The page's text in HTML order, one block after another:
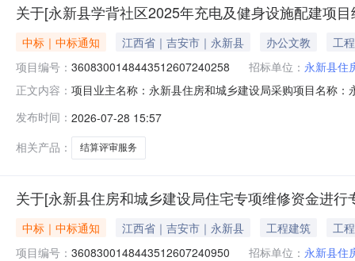
关于[永新县学背社区2025年充电及健身设施配建项
中标｜中标通知 江西省｜吉安市｜永新县 办公文教
工程
项目编号： 3608300148443512607240258 招标单位： 永新县住
正文内容： 项目业主名称：永新县住房和城乡建设局采购项目名称
时间：3（个工作日）签订合同时间：15（个工作日）合
发布时间： 2026-07-28 15:57
相关产品：
结算评审服务
关于[永新县住房和城乡建设局住宅专项维修资金进
中标｜中标通知 江西省｜吉安市｜永新县 工程建筑
工程
项目编号： 3608300148443512607240950 招标单位： 永新县住